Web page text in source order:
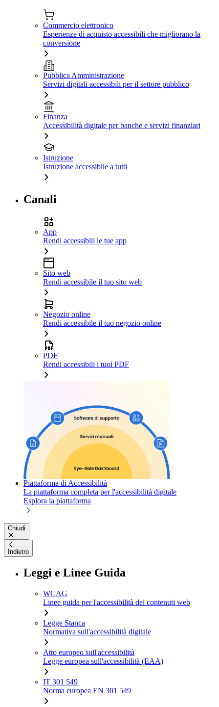
Commercio elettronico
Esperienze di acquisto accessibili che migliorano la
conversione
Pubblica Amministrazione
Servizi digitali accessibili per il settore pubblico
Finanza
Accessibilità digitale per banche e servizi finanziari
Istruzione
Istruzione accessibile a tutti
Canali
App
Rendi accessibili le tue app
Sito web
Rendi accessibile il tuo sito web
Negozio online
Rendi accessibile il tuo negozio online
PDF
Rendi accessibili i tuoi PDF
Piattaforma di Accessibilità
La piattaforma completa per l'accessibilità digitale
Esplora la piattaforma
Chiudi
Indietro
Leggi e Linee Guida
WCAG
Linee guida per l'accessibilità dei contenuti web
Legge Stanca
Normativa sull'accessibilità digitale
Atto europeo sull'accessibilità
Legge europea sull'accessibilità (EAA)
IT 301 549
Norma europea EN 301 549